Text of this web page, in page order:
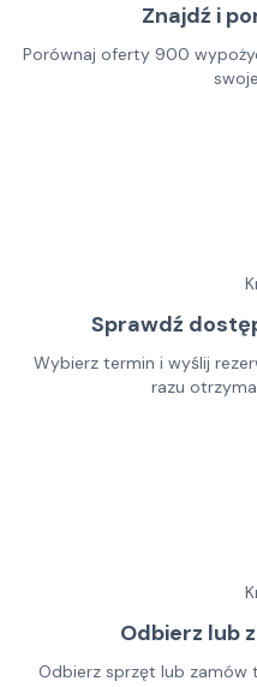
Znajdź i
Porównaj oferty 900
Sprawdź
Wybierz termin i wyślij
razu
Odbierz lub
Odbierz sprzęt lub zamów